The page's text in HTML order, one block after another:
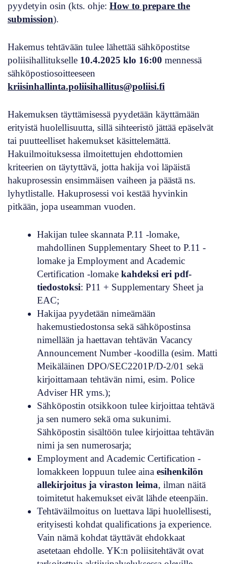
pyydetyin osin (kts. ohje: How to prepare the
submission).
Hakemus tehtävään tulee lähettää sähköpostitse
poliisihallitukselle 10.4.2025 klo 16:00 mennessä
sähköpostiosoitteeseen
kriisinhallinta.poliisihallitus@poliisi.fi
Hakemuksen täyttämisessä pyydetään käyttämään
erityistä huolellisuutta, sillä sihteeristö jättää epäselvät
tai puutteelliset hakemukset käsittelemättä.
Hakuilmoituksessa ilmoitettujen ehdottomien
kriteerien on täytyttävä, jotta hakija voi läpäistä
hakuprosessin ensimmäisen vaiheen ja päästä ns.
lyhytlistalle. Hakuprosessi voi kestää hyvinkin
pitkään, jopa useamman vuoden.
Hakijan tulee skannata P.11 -lomake,
mahdollinen Supplementary Sheet to P.11 -
lomake ja Employment and Academic
Certification -lomake kahdeksi eri pdf-
tiedostoksi: P11 + Supplementary Sheet ja
EAC;
Hakijaa pyydetään nimeämään
hakemustiedostonsa sekä sähköpostinsa
nimellään ja haettavan tehtävän Vacancy
Announcement Number -koodilla (esim. Matti
Meikäläinen DPO/SEC2201P/D-2/01 sekä
kirjoittamaan tehtävän nimi, esim. Police
Adviser HR yms.);
Sähköpostin otsikkoon tulee kirjoittaa tehtävä
ja sen numero sekä oma sukunimi.
Sähköpostin sisältöön tulee kirjoittaa tehtävän
nimi ja sen numerosarja;
Employment and Academic Certification -
lomakkeen loppuun tulee aina esihenkilön
allekirjoitus ja viraston leima, ilman näitä
toimitetut hakemukset eivät lähde eteenpäin.
Tehtäväilmoitus on luettava läpi huolellisesti,
erityisesti kohdat qualifications ja experience.
Vain nämä kohdat täyttävät ehdokkaat
asetetaan ehdolle. YK:n poliisitehtävät ovat